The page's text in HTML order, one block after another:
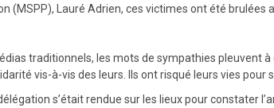
(MSPP), Lauré Adrien, ces victimes ont été
traditionnels, les mots de sympathies pleuvent
vis-à-vis des leurs. Ils ont risqué leurs vies pour
s’était rendue sur les lieux pour constater